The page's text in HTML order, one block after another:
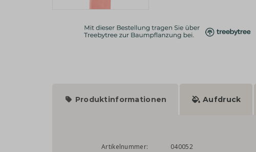
Produktinformationen Aufdruck
Artikelnummer:
040052